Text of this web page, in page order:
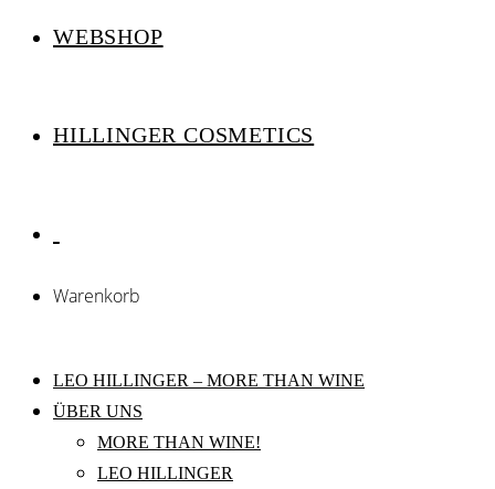
WEBSHOP
HILLINGER COSMETICS
Warenkorb
LEO HILLINGER – MORE THAN WINE
ÜBER UNS
MORE THAN WINE!
LEO HILLINGER